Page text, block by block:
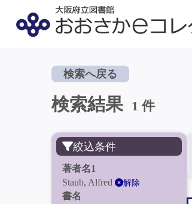
検索へ戻る
検索結果 1 件
絞込条件
著者名1
Staub, Alfred
解除
書名